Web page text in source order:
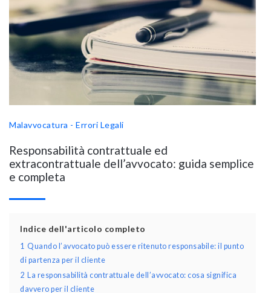
Malavvocatura - Errori Legali
Responsabilità contrattuale ed
extracontrattuale dell’avvocato: guida semplice
e completa
Indice dell'articolo completo
1 Quando l’avvocato può essere ritenuto responsabile: il punto
di partenza per il cliente
2
La responsabilità contrattuale dell’avvocato: cosa significa
davvero per il cliente